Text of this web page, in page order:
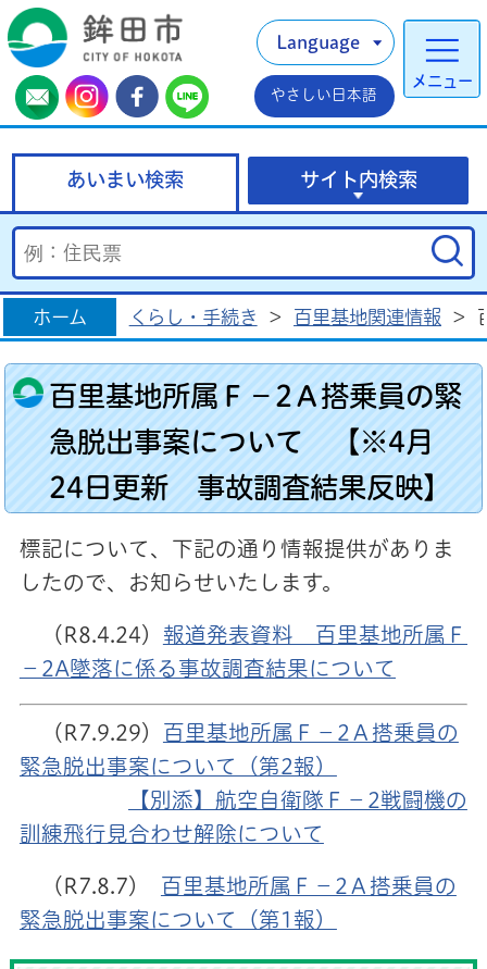
メニュー
Language
やさしい日本語
あいまい検索 サイト内検索
ホーム くらし・手続き > 百里基地関連情報 >
百里基地所属Ｆ－2Ａ搭乗員の緊
急脱出事案について 【※4月
24日更新 事故調査結果反映】
標記について、下記の通り情報提供がありま
したので、お知らせいたします。
（R8.4.24） 報道発表資料 百里基地所属Ｆ
−2A墜落に係る事故調査結果について
（R7.9.29）
百里基地所属Ｆ－2Ａ搭乗員の
緊急脱出事案について（第2報）
【別添】航空自衛隊Ｆ－2戦闘機の
訓練飛行見合わせ解除について
（R7.8.7） 百里基地所属Ｆ－2Ａ搭乗員の
緊急脱出事案について（第1報）